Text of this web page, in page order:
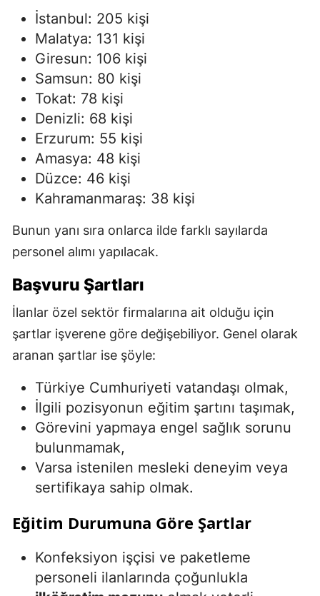
İstanbul: 205 kişi
Malatya: 131 kişi
Giresun: 106 kişi
Samsun: 80 kişi
Tokat: 78 kişi
Denizli: 68 kişi
Erzurum: 55 kişi
Amasya: 48 kişi
Düzce: 46 kişi
Kahramanmaraş: 38 kişi
Bunun yanı sıra onlarca ilde farklı sayılarda
personel alımı yapılacak.
Başvuru Şartları
İlanlar özel sektör firmalarına ait olduğu için
şartlar işverene göre değişebiliyor. Genel olarak
aranan şartlar ise şöyle:
Türkiye Cumhuriyeti vatandaşı olmak,
İlgili pozisyonun eğitim şartını taşımak,
Görevini yapmaya engel sağlık sorunu
bulunmamak,
Varsa istenilen mesleki deneyim veya
sertifikaya sahip olmak.
Eğitim Durumuna Göre Şartlar
Konfeksiyon işçisi ve paketleme
personeli ilanlarında çoğunlukla